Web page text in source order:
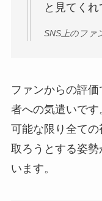
と見てくれ
SNS上のファ
ファンからの評
者への気遣いです
可能な限り全て
取ろうとする姿
います。